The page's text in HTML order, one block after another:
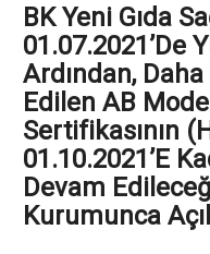
BK Yeni Gıda
01.07.2021’de
Ardından,
Edilen AB
Sertifikasının
01.10.2021’e
Devam
Kurumunca